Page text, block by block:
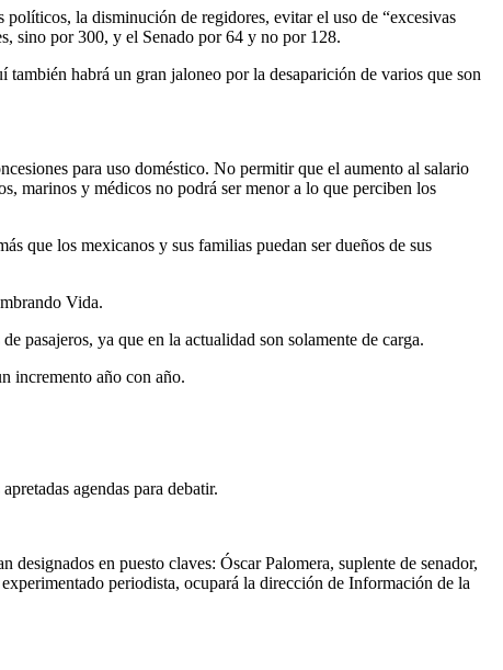
la disminución de regidores, evitar el uso de “excesivas
sino por 300, y el Senado por 64 y no por 128.
habrá un gran jaloneo por la desaparición de varios que son
para uso doméstico. No permitir que el aumento al salario
marinos y médicos no podrá ser menor a lo que perciben los
que los mexicanos y sus familias puedan ser dueños de sus
Vida.
pasajeros, ya que en la actualidad son solamente de carga.
incremento año con año.
agendas para debatir.
en puesto claves: Óscar Palomera, suplente de senador,
periodista, ocupará la dirección de Información de la